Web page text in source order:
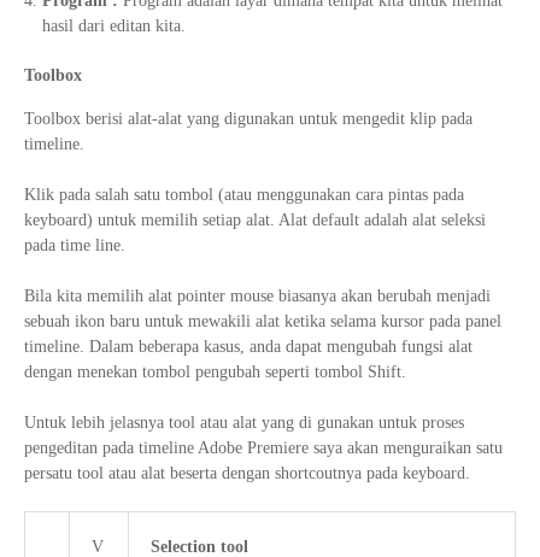
hasil dari editan kita.
Toolbox
Toolbox berisi alat-alat yang digunakan untuk mengedit klip pada
timeline.
Klik pada salah satu tombol (atau menggunakan cara pintas pada
keyboard) untuk memilih setiap alat. Alat default adalah alat seleksi
pada time line.
Bila kita memilih alat pointer mouse biasanya akan berubah menjadi
sebuah ikon baru untuk mewakili alat ketika selama kursor pada panel
timeline. Dalam beberapa kasus, anda dapat mengubah fungsi alat
dengan menekan tombol pengubah seperti tombol Shift.
Untuk lebih jelasnya tool atau alat yang di gunakan untuk proses
pengeditan pada timeline Adobe Premiere saya akan menguraikan satu
persatu tool atau alat beserta dengan shortcoutnya pada keyboard.
V
Selection tool